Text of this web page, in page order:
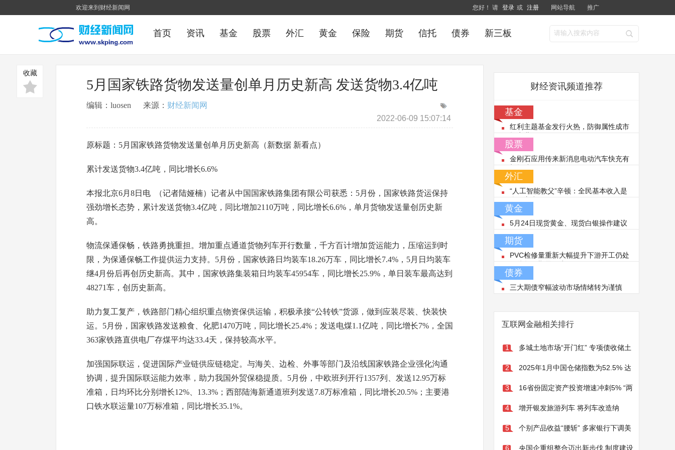
欢迎来到财经新闻网 您好！ 请 登录 或 注册 网站导航 推广
首页 资讯 基金 股票 外汇 黄金 保险 期货 信托 债券 新三板
收藏
5月国家铁路货物发送量创单月历史新高 发送货物3.4亿吨
编辑：luosen 来源： 财经新闻网
2022-06-09 15:07:14
原标题：5月国家铁路货物发送量创单月历史新高（新数据 新看点）
累计发送货物3.4亿吨，同比增长6.6%
本报北京6月8日电 （记者陆娅楠）记者从中国国家铁路集团有限公司获悉：5月份，国家铁路货运保持
强劲增长态势，累计发送货物3.4亿吨，同比增加2110万吨，同比增长6.6%，单月货物发送量创历史新
高。
物流保通保畅，铁路勇挑重担。增加重点通道货物列车开行数量，千方百计增加货运能力，压缩运到时
限，为保通保畅工作提供运力支持。5月份，国家铁路日均装车18.26万车，同比增长7.4%，5月日均装车
继4月份后再创历史新高。其中，国家铁路集装箱日均装车45954车，同比增长25.9%，单日装车最高达到
48271车，创历史新高。
助力复工复产，铁路部门精心组织重点物资保供运输，积极承接“公转铁”货源，做到应装尽装、快装快
运。5月份，国家铁路发送粮食、化肥1470万吨，同比增长25.4%；发送电煤1.1亿吨，同比增长7%，全国
363家铁路直供电厂存煤平均达33.4天，保持较高水平。
加强国际联运，促进国际产业链供应链稳定。与海关、边检、外事等部门及沿线国家铁路企业强化沟通
协调，提升国际联运能力效率，助力我国外贸保稳提质。5月份，中欧班列开行1357列、发送12.95万标
准箱，日均环比分别增长12%、13.3%；西部陆海新通道班列发送7.8万标准箱，同比增长20.5%；主要港
口铁水联运量107万标准箱，同比增长35.1%。
财经资讯频道推荐
基金
红利主题基金发行火热，防御属性成市
股票
金刚石应用传来新消息电动汽车快充有
外汇
“人工智能教父”辛顿：全民基本收入是
黄金
5月24日现货黄金、现货白银操作建议
期货
PVC检修量重新大幅提升下游开工仍处
债券
三大期债窄幅波动市场情绪转为谨慎
互联网金融相关排行
1 多城土地市场“开门红” 专项债收储土
地受关注
2 2025年1月中国仓储指数为52.5% 达
10个月以来新高
3 16省份固定资产投资增速冲刺5% “两
重”建设撬动新动能
4 增开银发旅游列车 将列车改造纳
入“两新”支持范围
5 个别产品收益“腰斩” 多家银行下调美
元存款利率
6 央国企重组整合迈出新步伐 制度建设